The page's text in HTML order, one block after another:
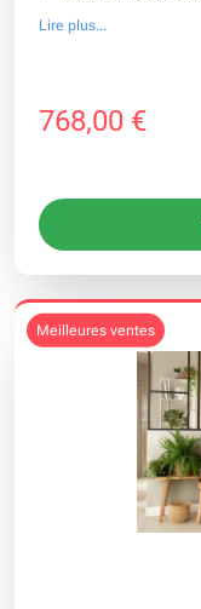
Lire plus...
768,00 €
meilleures ventes